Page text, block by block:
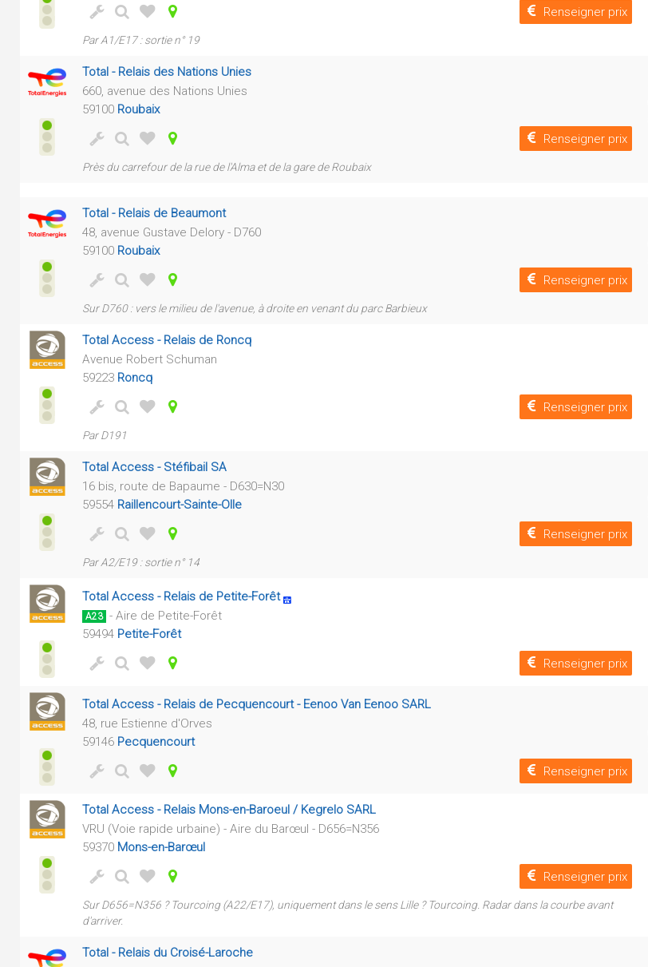
Renseigner prix
Par A1/E17 : sortie n° 19
Total - Relais des Nations Unies
660, avenue des Nations Unies
59100 Roubaix
Renseigner prix
Près du carrefour de la rue de l'Alma et de la gare de Roubaix
Total - Relais de Beaumont
48, avenue Gustave Delory - D760
59100 Roubaix
Renseigner prix
Sur D760 : vers le milieu de l'avenue, à droite en venant du parc Barbieux
Total Access - Relais de Roncq
Avenue Robert Schuman
59223 Roncq
Renseigner prix
Par D191
Total Access - Stéfibail SA
16 bis, route de Bapaume - D630=N30
59554 Raillencourt-Sainte-Olle
Renseigner prix
Par A2/E19 : sortie n° 14
Total Access - Relais de Petite-Forêt
A23 - Aire de Petite-Forêt
59494 Petite-Forêt
Renseigner prix
Total Access - Relais de Pecquencourt - Eenoo Van Eenoo SARL
48, rue Estienne d'Orves
59146 Pecquencourt
Renseigner prix
Total Access - Relais Mons-en-Baroeul / Kegrelo SARL
VRU (Voie rapide urbaine) - Aire du Barœul - D656=N356
59370 Mons-en-Barœul
Renseigner prix
Sur D656=N356 ? Tourcoing (A22/E17), uniquement dans le sens Lille ? Tourcoing. Radar dans la courbe avant
d'arriver.
Total - Relais du Croisé-Laroche